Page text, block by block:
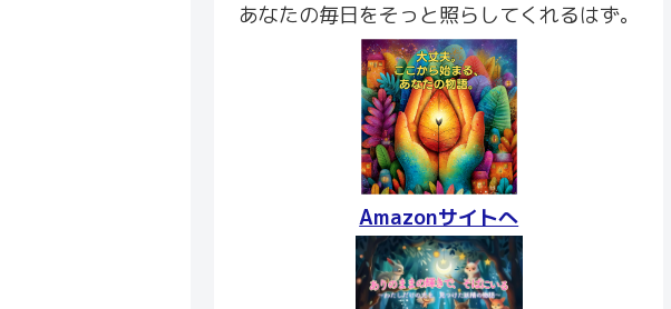
あなたの毎日をそっと照らしてくれるはず。
Amazonサイトへ